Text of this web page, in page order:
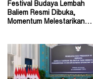
Festival Budaya Lembah
Baliem Resmi Dibuka,
Momentum Melestarikan